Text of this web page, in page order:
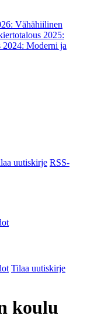
Vähähiilinen
2025:
2024: Moderni ja
uutiskirje RSS-
Tilaa uutiskirje
koulu